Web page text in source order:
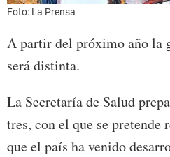
Foto: La Prensa
A partir del próximo año la
será distinta.
La Secretaría de Salud
tres, con el que se pretende
que el país ha venido